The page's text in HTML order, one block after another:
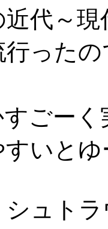
代～
った
ごー
いとゆ
シュト